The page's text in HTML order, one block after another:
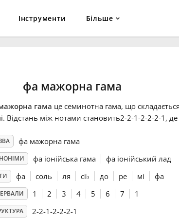
Інструменти Більше
фа мажорна гама
гама це семинотна гама, що
Відстань між нотами становить2-2-1-2-2-2-1,
фа мажорна гама
фа іонійська гама фа іонійський лад
фа соль ля сі♭ до ре мі фа
1 2 3 4 5 6 7 1
2-2-1-2-2-2-1